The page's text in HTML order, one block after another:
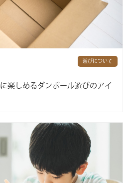
遊びについて
楽しめるダンボール遊びのアイ